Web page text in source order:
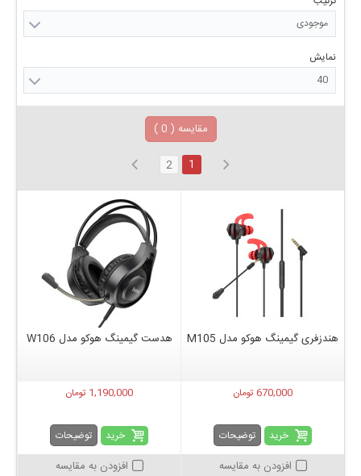
موجودی
نمایش
40
مقایسه ( 0
)
1
2
هندزفری گیمینگ هوکو مدل M105
670,000 تومان
خرید توضیحات
افزودن به مقایسه
هدست گیمینگ هوکو مدل W106
1,190,000 تومان
خرید توضیحات
افزودن به مقایسه